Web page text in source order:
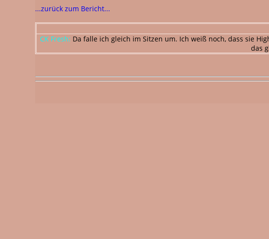
...zurück zum Bericht...
CK Fresh: Da falle ich gleich im Sitzen um. Ich weiß noch, dass sie
das